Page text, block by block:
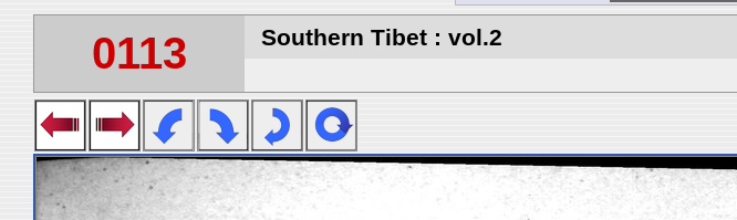
0113 Southern Tibet : vol.2